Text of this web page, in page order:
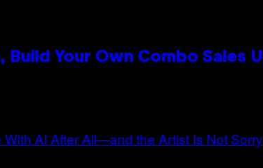
Your Own Combo Sales